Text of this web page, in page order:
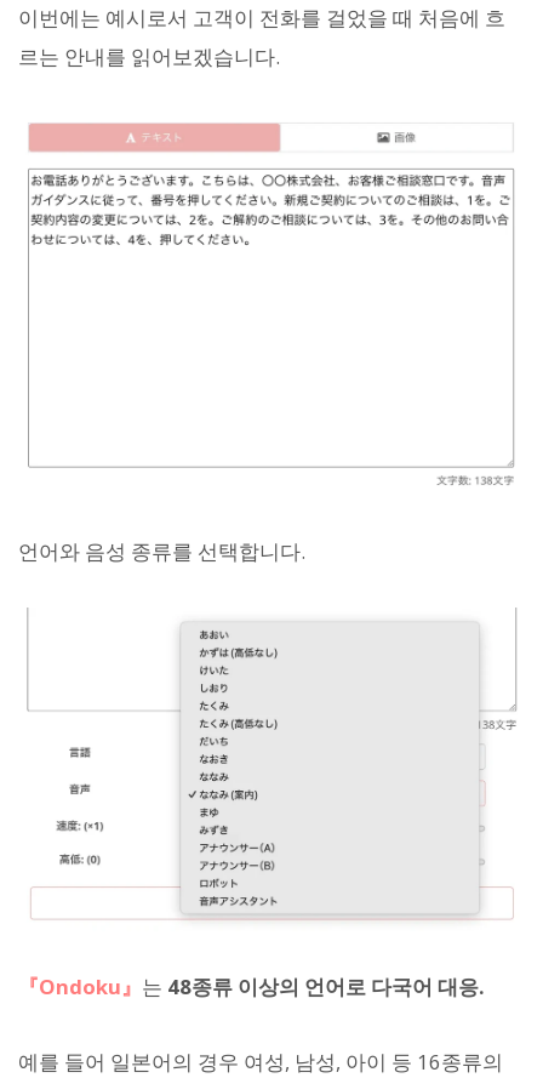
이번에는 예시로서 고객이 전화를 걸었을 때 처음에 흐
르는 안내를 읽어보겠습니다.
언어와 음성 종류를 선택합니다.
『Ondoku』 는 48종류 이상의 언어로 다국어 대응.
예를 들어 일본어의 경우 여성, 남성, 아이 등 16종류의